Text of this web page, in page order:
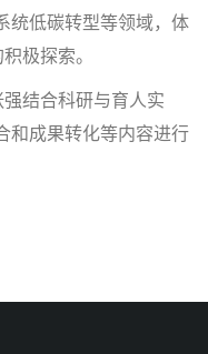
统低碳转型等领域，体
极探索。
强结合科研与育人实
和成果转化等内容进行